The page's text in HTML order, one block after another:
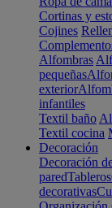
Cortinas y
Cojines
Alfombras
pequeñas
exterior
infantiles
Textil baño
Textil cocina
Decoración
Decoración
paredTableros
decorativas